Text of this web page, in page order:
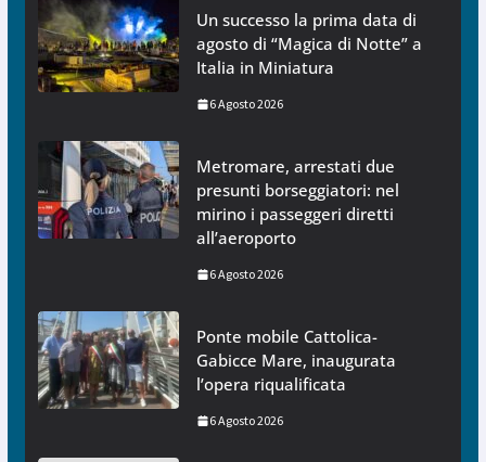
Un successo la prima data di
agosto di “Magica di Notte” a
Italia in Miniatura
6 Agosto 2026
Metromare, arrestati due
presunti borseggiatori: nel
mirino i passeggeri diretti
all’aeroporto
6 Agosto 2026
Ponte mobile Cattolica-
Gabicce Mare, inaugurata
l’opera riqualificata
6 Agosto 2026